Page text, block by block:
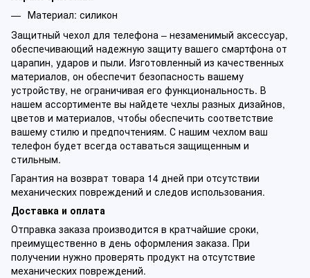
Материал: силикон
Защитный чехол для телефона – незаменимый аксессуар,
обеспечивающий надежную защиту вашего смартфона от
царапин, ударов и пыли. Изготовленный из качественных
материалов, он обеспечит безопасность вашему
устройству, не ограничивая его функциональность. В
нашем ассортименте вы найдете чехлы разных дизайнов,
цветов и материалов, чтобы обеспечить соответствие
вашему стилю и предпочтениям. С нашим чехлом ваш
телефон будет всегда оставаться защищенным и
стильным.
Гарантия на возврат товара 14 дней при отсутствии
механических повреждений и следов использования.
Доставка и оплата
Отправка заказа производится в кратчайшие сроки,
преимущественно в день оформления заказа. При
получении нужно проверять продукт на отсутствие
механических повреждений.